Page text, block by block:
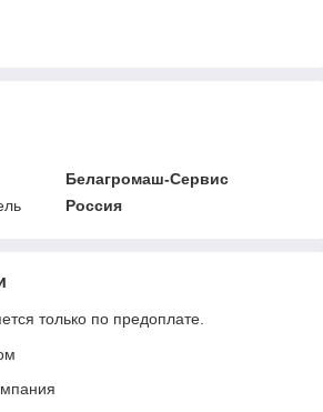
Белагромаш-Сервис
Россия
только по предоплате.